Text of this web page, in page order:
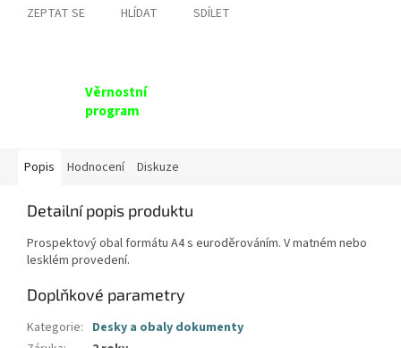
ZEPTAT SE HLÍDAT SDÍLET
Věrnostní
program
Popis Hodnocení Diskuze
Detailní popis produktu
Prospektový obal formátu A4 s euroděrováním. V matném nebo
lesklém provedení.
Doplňkové parametry
Kategorie: Desky a obaly dokumenty